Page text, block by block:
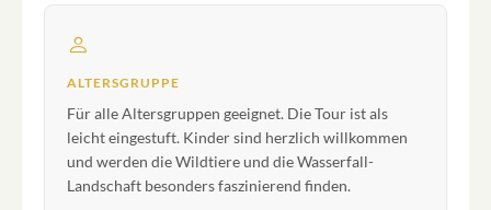
ALTERSGRUPPE
Für alle Altersgruppen geeignet. Die Tour ist als
leicht eingestuft. Kinder sind herzlich willkommen
und werden die Wildtiere und die Wasserfall-
Landschaft besonders faszinierend finden.